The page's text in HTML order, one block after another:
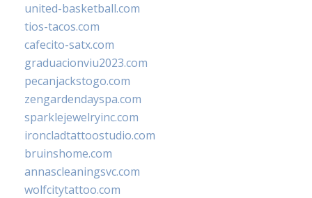
united-basketball.com
tios-tacos.com
cafecito-satx.com
graduacionviu2023.com
pecanjackstogo.com
zengardendayspa.com
sparklejewelryinc.com
ironcladtattoostudio.com
bruinshome.com
annascleaningsvc.com
wolfcitytattoo.com